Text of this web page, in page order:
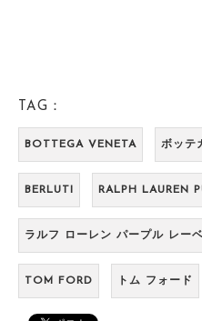
TAG：
BOTTEGA VENETA ボッテ
BERLUTI RALPH LAUREN
ラルフ ローレン パープル レー
TOM FORD トム フォード